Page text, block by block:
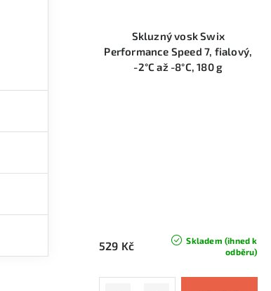
Skluzný vosk Swix
Performance Speed 7, fialový,
-2°C až -8°C, 180 g
Skladem (ihned k
odběru)
529 Kč